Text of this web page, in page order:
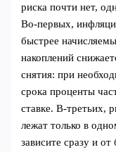
риска почти нет,
Во‑первых,
быстрее
накоплений
снятия: при
срока проценты
ставке. В‑третьих,
лежат только в
зависите сразу и